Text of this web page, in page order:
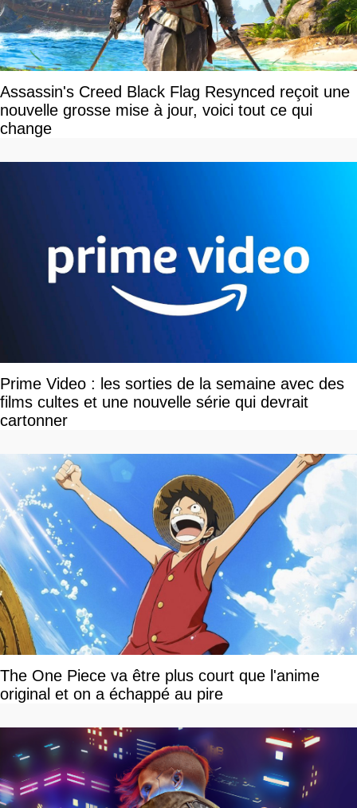
Assassin's Creed Black Flag Resynced reçoit une
nouvelle grosse mise à jour, voici tout ce qui
change
Prime Video : les sorties de la semaine avec des
films cultes et une nouvelle série qui devrait
cartonner
The One Piece va être plus court que l'anime
original et on a échappé au pire